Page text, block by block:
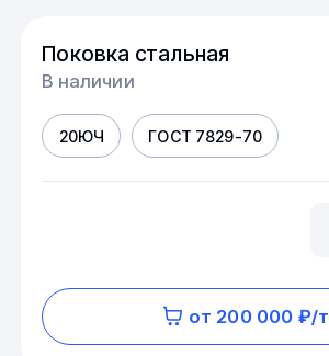
Поковка стальная
В наличии
20ЮЧ ГОСТ 7829-70
от 200 000 ₽/т